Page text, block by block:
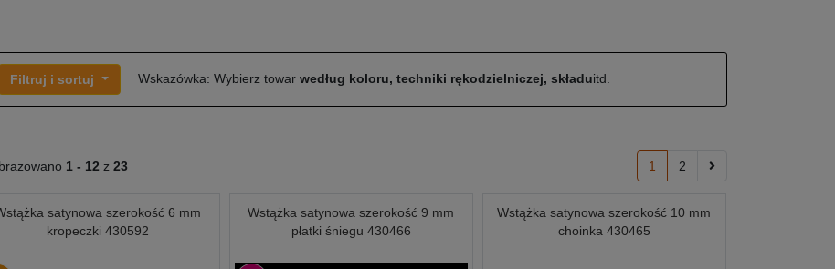
Filtruj i sortuj Wskazówka: Wybierz towar według koloru, techniki rękodzielniczej, składuitd.
1 - 12 z 23 1 2
satynowa szerokość 6 mm
kropeczki 430592
Wstążka satynowa szerokość 9 mm
płatki śniegu 430466
Wstążka satynowa szerokość 10 mm
choinka 430465